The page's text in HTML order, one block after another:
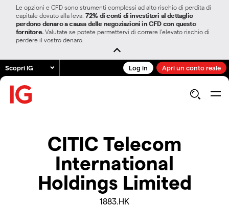
Le opzioni e CFD sono strumenti complessi ad alto rischio di perdita di
capitale dovuto alla leva. 72% di conti di investitori al dettaglio
perdono denaro a causa delle negoziazioni in CFD con questo
fornitore. Valutate se potete permettervi di correre l’elevato rischio di
perdere il vostro denaro.
Scopri IG Log in Apri un conto reale
CITIC Telecom
International
Holdings Limited
1883.HK